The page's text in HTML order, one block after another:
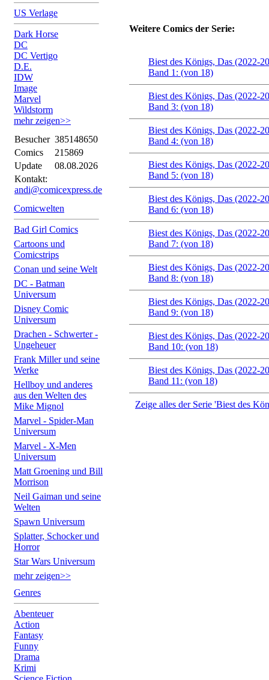
US Verlage
Dark Horse
DC
DC Vertigo
D.E.
IDW
Image
Marvel
Wildstorm
mehr zeigen>>
Besucher 385148650
Comics
215869
Update
08.08.2026
Kontakt:
andi@comicexpress.de
Comicwelten
Bad Girl Comics
Cartoons und
Comicstrips
Conan und seine Welt
DC - Batman
Universum
Disney Comic
Universum
Drachen - Schwerter -
Ungeheuer
Frank Miller und seine
Werke
Hellboy und anderes
aus den Welten des
Mike Mignol
Marvel - Spider-Man
Universum
Marvel - X-Men
Universum
Matt Groening und Bill
Morrison
Neil Gaiman und seine
Welten
Spawn Universum
Splatter, Schocker und
Horror
Star Wars Universum
mehr zeigen>>
Genres
Abenteuer
Action
Fantasy
Funny
Drama
Krimi
Weitere Comics der Serie:
Biest des Königs, Das (2022-
Band 1: (von 18)
Biest des Königs, Das (2022-
Band 3: (von 18)
Biest des Königs, Das (2022-
Band 4: (von 18)
Biest des Königs, Das (2022-
Band 5: (von 18)
Biest des Königs, Das (2022-
Band 6: (von 18)
Biest des Königs, Das (2022-
Band 7: (von 18)
Biest des Königs, Das (2022-
Band 8: (von 18)
Biest des Königs, Das (2022-
Band 9: (von 18)
Biest des Königs, Das (2022-
Band 10: (von 18)
Biest des Königs, Das (2022-
Band 11: (von 18)
Zeige alles der Serie 'Biest des